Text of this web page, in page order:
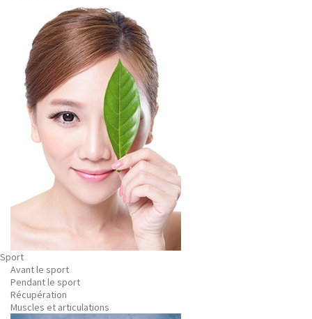
Sport
Avant le sport
Pendant le sport
Récupération
Muscles et articulations